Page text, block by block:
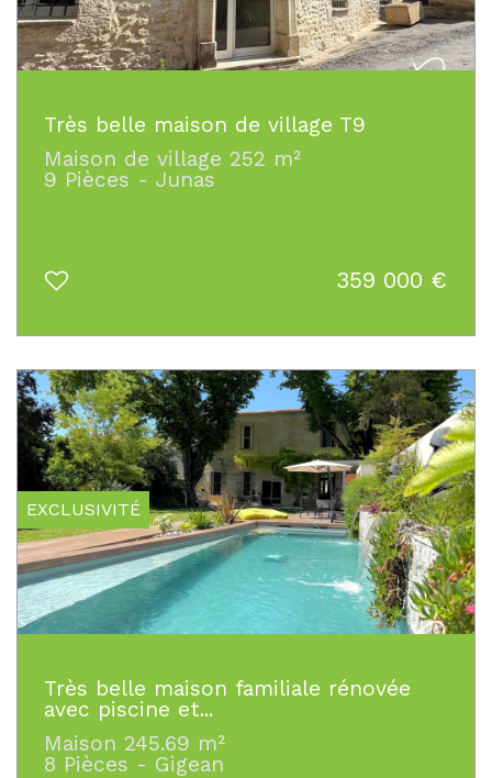
Très belle maison de village T9
Maison de village 252 m²
9 Pièces - Junas
359 000 €
EXCLUSIVITÉ
Très belle maison familiale rénovée
avec piscine et...
Maison 245.69 m²
8 Pièces - Gigean